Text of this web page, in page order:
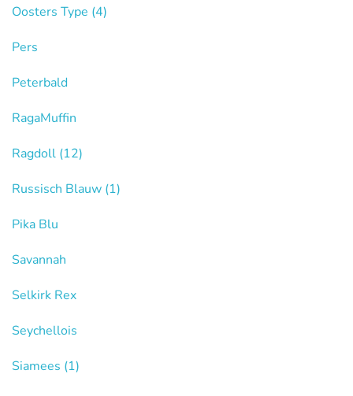
Oosters Type (4)
Pers
Peterbald
RagaMuffin
Ragdoll (12)
Russisch Blauw (1)
Pika Blu
Savannah
Selkirk Rex
Seychellois
Siamees (1)